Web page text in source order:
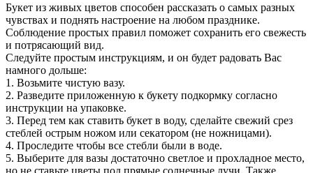
Букет из живых цветов способен рассказать о самых разных
чувствах и поднять настроение на любом празднике.
Соблюдение простых правил поможет сохранить его свежесть
и потрясающий вид.
Следуйте простым инструкциям, и он будет радовать Вас
намного дольше:
1. Возьмите чистую вазу.
2. Разведите приложенную к букету подкормку согласно
инструкции на упаковке.
3. Перед тем как ставить букет в воду, сделайте свежий срез
стеблей острым ножом или секатором (не ножницами).
4. Проследите чтобы все стебли были в воде.
5. Выберите для вазы достаточно светлое и прохладное место,
но не ставьте цветы под прямые солнечные лучи. Также